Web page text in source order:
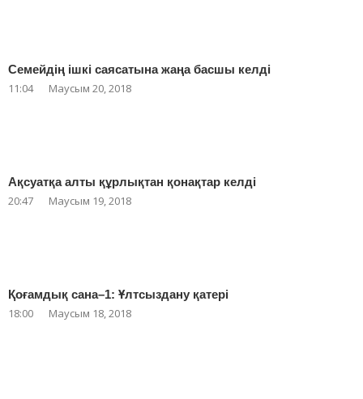
Семейдің ішкі саясатына жаңа басшы келді
11:04 Маусым 20, 2018
Ақсуатқа алты құрлықтан қонақтар келді
20:47 Маусым 19, 2018
Қоғамдық сана–1: Ұлтсыздану қатері
18:00 Маусым 18, 2018